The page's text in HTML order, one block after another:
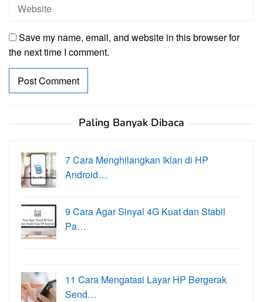
Save my name, email, and website in this browser for
the next time I comment.
Paling Banyak Dibaca
7 Cara Menghilangkan Iklan di HP
Android…
9 Cara Agar Sinyal 4G Kuat dan Stabil
Pa…
11 Cara Mengatasi Layar HP Bergerak
Send…